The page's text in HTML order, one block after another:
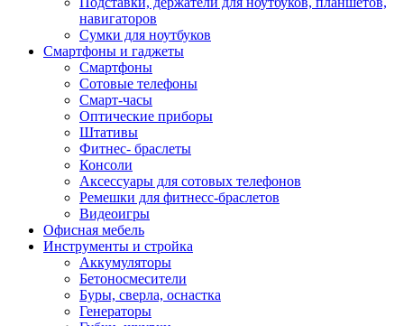
навигаторов
Сумки для ноутбуков
Смартфоны и гаджеты
Смартфоны
Сотовые телефоны
Смарт-часы
Оптические приборы
Штативы
Фитнес- браслеты
Консоли
Аксессуары для сотовых телефонов
Ремешки для фитнесс-браслетов
Видеоигры
Офисная мебель
Инструменты и стройка
Аккумуляторы
Бетоносмесители
Буры, сверла, оснастка
Генераторы